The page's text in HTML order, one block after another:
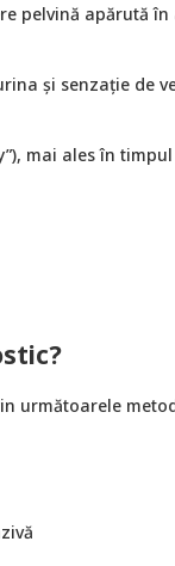
pelvină apărută
și senzație de
mai ales în
următoarele